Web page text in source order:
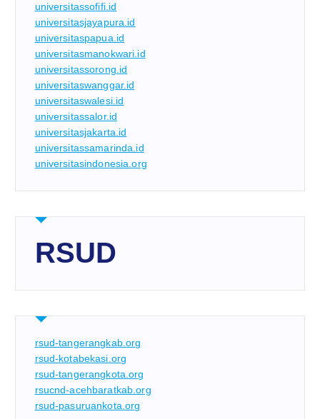
universitassofifi.id
universitasjayapura.id
universitaspapua.id
universitasmanokwari.id
universitassorong.id
universitaswanggar.id
universitaswalesi.id
universitassalor.id
universitasjakarta.id
universitassamarinda.id
universitasindonesia.org
RSUD
rsud-tangerangkab.org
rsud-kotabekasi.org
rsud-tangerangkota.org
rsucnd-acehbaratkab.org
rsud-pasuruankota.org